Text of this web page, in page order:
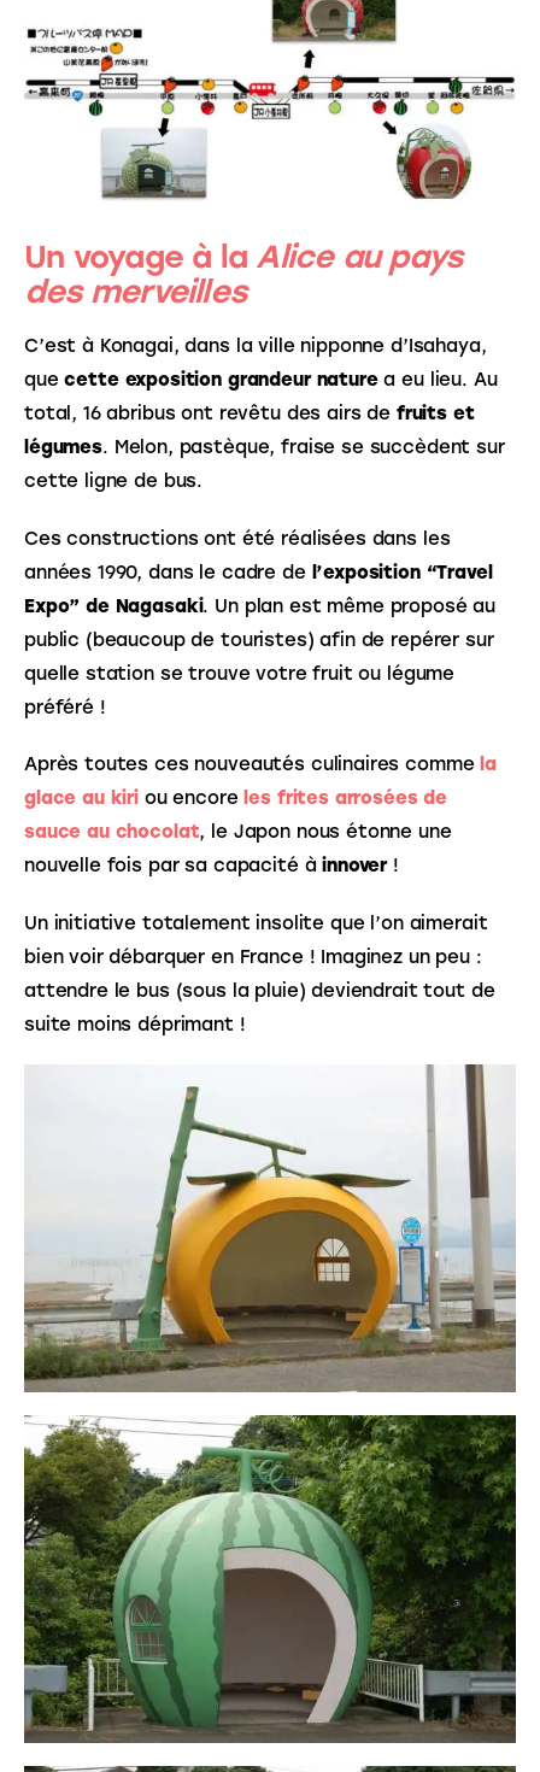
Un voyage à la Alice au pays
des merveilles
C’est à Konagai, dans la ville nipponne d’Isahaya,
que cette exposition grandeur nature a eu lieu. Au
total, 16 abribus ont revêtu des airs de fruits et
légumes. Melon, pastèque, fraise se succèdent sur
cette ligne de bus.
Ces constructions ont été réalisées dans les
années 1990, dans le cadre de l’exposition “Travel
Expo” de Nagasaki. Un plan est même proposé au
public (beaucoup de touristes) afin de repérer sur
quelle station se trouve votre fruit ou légume
préféré !
Après toutes ces nouveautés culinaires comme la
glace au kiri ou encore les frites arrosées de
sauce au chocolat, le Japon nous étonne une
nouvelle fois par sa capacité à innover !
Un initiative totalement insolite que l’on aimerait
bien voir débarquer en France ! Imaginez un peu :
attendre le bus (sous la pluie) deviendrait tout de
suite moins déprimant !